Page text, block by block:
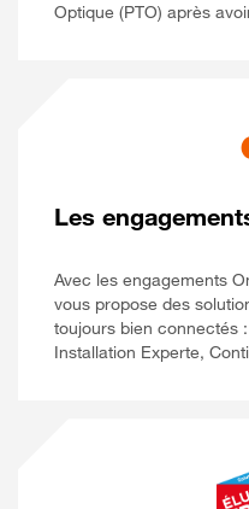
Optique (PTO) après
Les
Avec les engagements
vous propose des
toujours bien connectés
Installation Experte,